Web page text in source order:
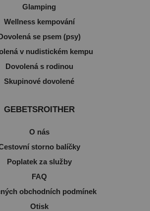
Glamping
Wellness kempování
se psem (psy)
v nudistickém kempu
Dovolená s rodinou
Skupinové dovolené
GEBETSROITHER
O nás
storno balíčky
Poplatek za služby
FAQ
obchodních podmínek
Otisk